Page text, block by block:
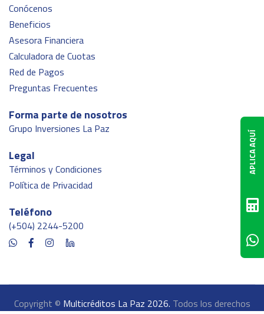
Conócenos
Beneficios
Asesora Financiera
Calculadora de Cuotas
Red de Pagos
Preguntas Frecuentes
Forma parte de nosotros
Grupo Inversiones La Paz
Legal
Términos y Condiciones
Política de Privacidad
Teléfono
(+504) 2244-5200
Copyright © Multicréditos La Paz 2026. Todos los derechos
APLICA AQUÍ